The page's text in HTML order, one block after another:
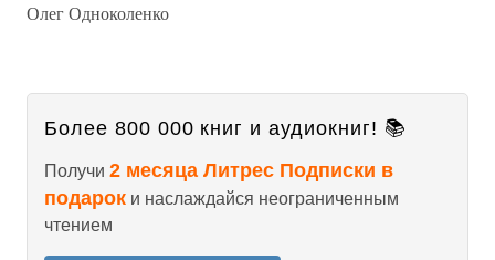
Олег Одноколенко
Более 800 000 книг и аудиокниг! 📚
Получи 2 месяца Литрес Подписки в
подарок и наслаждайся неограниченным
чтением